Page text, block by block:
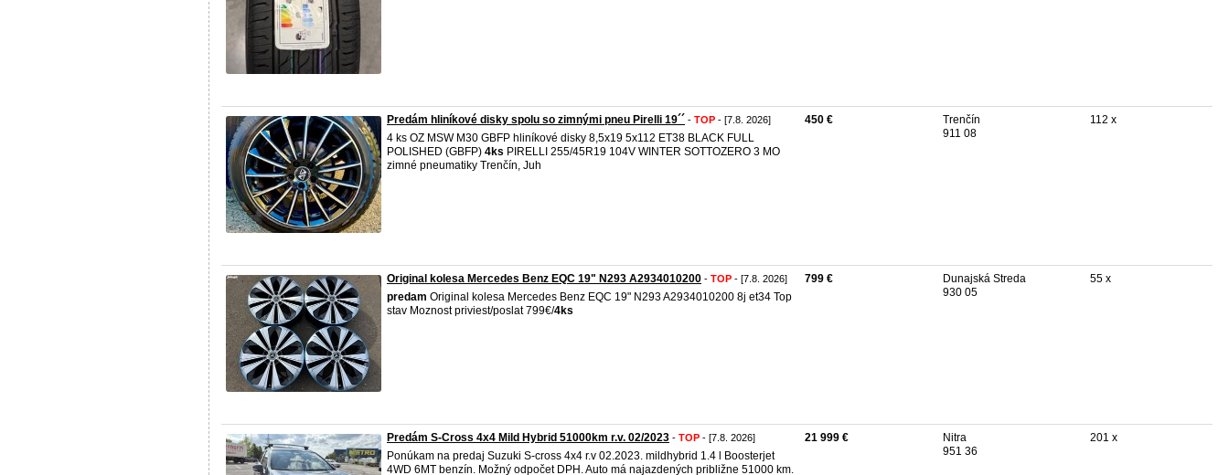
Predám hliníkové disky spolu so zimnými pneu Pirelli 19´´ - TOP - [7.8. 2026]
4 ks OZ MSW M30 GBFP hliníkové disky 8,5x19 5x112 ET38 BLACK FULL
POLISHED (GBFP) 4ks PIRELLI 255/45R19 104V WINTER SOTTOZERO 3 MO
zimné pneumatiky Trenčín, Juh
450 €
Trenčín
911 08
112 x
Original kolesa Mercedes Benz EQC 19" N293 A2934010200 - TOP - [7.8. 2026]
predam Original kolesa Mercedes Benz EQC 19" N293 A2934010200 8j et34 Top
stav Moznost priviest/poslat 799€/4ks
799 €
Dunajská Streda
930 05
55 x
Predám S-Cross 4x4 Mild Hybrid 51000km r.v. 02/2023 - TOP - [7.8. 2026]
Ponúkam na predaj Suzuki S-cross 4x4 r.v 02.2023. mildhybrid 1.4 l Boosterjet
4WD 6MT benzín. Možný odpočet DPH. Auto má najazdených približne 51000 km.
21 999 €
Nitra
951 36
201 x